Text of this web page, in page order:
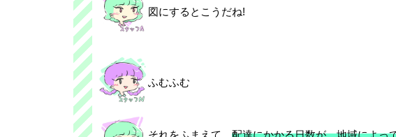
図にするとこうだね!
ふむふむ